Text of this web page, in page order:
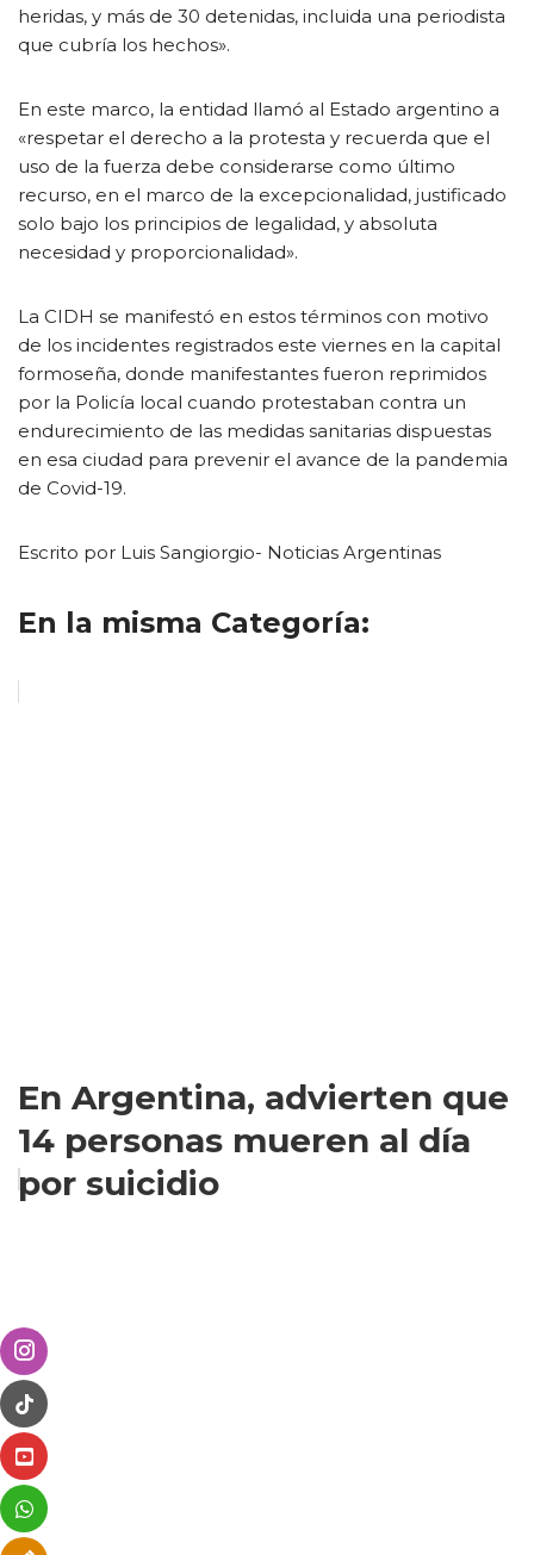
heridas, y más de 30 detenidas, incluida una periodista
que cubría los hechos».
En este marco, la entidad llamó al Estado argentino a
«respetar el derecho a la protesta y recuerda que el
uso de la fuerza debe considerarse como último
recurso, en el marco de la excepcionalidad, justificado
solo bajo los principios de legalidad, y absoluta
necesidad y proporcionalidad».
La CIDH se manifestó en estos términos con motivo
de los incidentes registrados este viernes en la capital
formoseña, donde manifestantes fueron reprimidos
por la Policía local cuando protestaban contra un
endurecimiento de las medidas sanitarias dispuestas
en esa ciudad para prevenir el avance de la pandemia
de Covid-19.
Escrito por Luis Sangiorgio- Noticias Argentinas
En la misma Categoría:
En Argentina, advierten que
14 personas mueren al día
por suicidio